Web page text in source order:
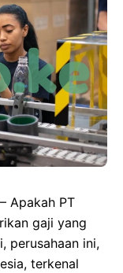
– Apakah PT
gaji yang
perusahaan ini,
terkenal